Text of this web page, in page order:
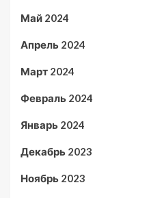
Май 2024
Апрель 2024
Март 2024
Февраль 2024
Январь 2024
Декабрь 2023
Ноябрь 2023